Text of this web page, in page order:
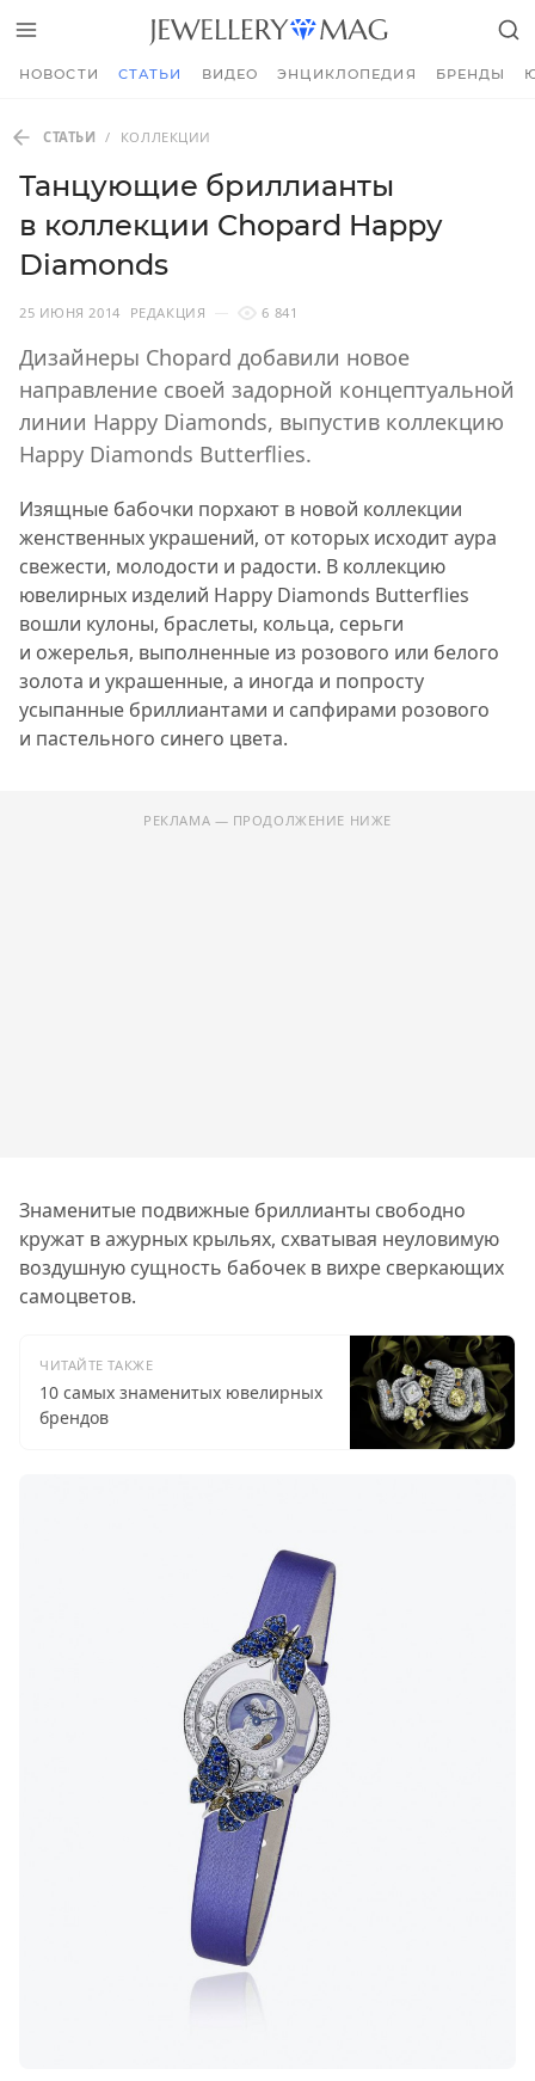
НОВОСТИ СТАТЬИ ВИДЕО ЭНЦИКЛОПЕДИЯ БРЕНДЫ
СТАТЬИ / КОЛЛЕКЦИИ
Танцующие бриллианты
в коллекции Chopard Happy
Diamonds
25 ИЮНЯ 2014 РЕДАКЦИЯ 6 841
Дизайнеры Chopard добавили новое
направление своей задорной концептуальной
линии Happy Diamonds, выпустив коллекцию
Happy Diamonds Butterflies.
Изящные бабочки порхают в новой коллекции
женственных украшений, от которых исходит аура
свежести, молодости и радости. В коллекцию
ювелирных изделий Happy Diamonds Butterflies
вошли кулоны, браслеты, кольца, серьги
и ожерелья, выполненные из розового или белого
золота и украшенные, а иногда и попросту
усыпанные бриллиантами и сапфирами розового
и пастельного синего цвета.
РЕКЛАМА — ПРОДОЛЖЕНИЕ НИЖЕ
Знаменитые подвижные бриллианты свободно
кружат в ажурных крыльях, схватывая неуловимую
воздушную сущность бабочек в вихре сверкающих
самоцветов.
ЧИТАЙТЕ ТАКЖЕ
10 самых знаменитых ювелирных
брендов